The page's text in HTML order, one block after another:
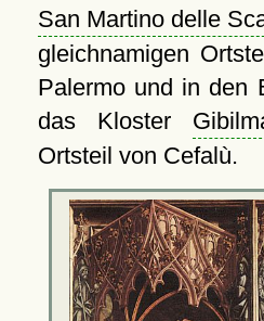
San Martino delle
gleichnamigen
Palermo und in den
das Kloster
Ortsteil von Cefalù.